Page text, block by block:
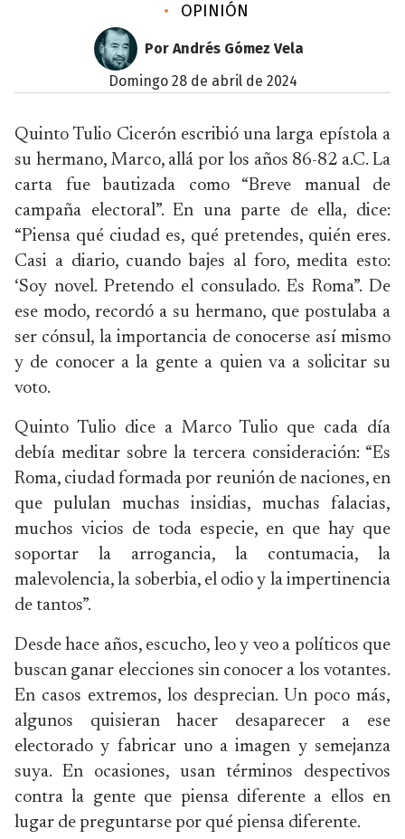
• OPINIÓN
Por Andrés Gómez Vela
domingo 28 de abril de 2024
Quinto Tulio Cicerón escribió una larga epístola a
su hermano, Marco, allá por los años 86-82 a.C. La
carta fue bautizada como “Breve manual de
campaña electoral”. En una parte de ella, dice:
“Piensa qué ciudad es, qué pretendes, quién eres.
Casi a diario, cuando bajes al foro, medita esto:
‘Soy novel. Pretendo el consulado. Es Roma”. De
ese modo, recordó a su hermano, que postulaba a
ser cónsul, la importancia de conocerse así mismo
y de conocer a la gente a quien va a solicitar su
voto.
Quinto Tulio dice a Marco Tulio que cada día
debía meditar sobre la tercera consideración: “Es
Roma, ciudad formada por reunión de naciones, en
que pululan muchas insidias, muchas falacias,
muchos vicios de toda especie, en que hay que
soportar la arrogancia, la contumacia, la
malevolencia, la soberbia, el odio y la impertinencia
de tantos”.
Desde hace años, escucho, leo y veo a políticos que
buscan ganar elecciones sin conocer a los votantes.
En casos extremos, los desprecian. Un poco más,
algunos quisieran hacer desaparecer a ese
electorado y fabricar uno a imagen y semejanza
suya. En ocasiones, usan términos despectivos
contra la gente que piensa diferente a ellos en
lugar de preguntarse por qué piensa diferente.